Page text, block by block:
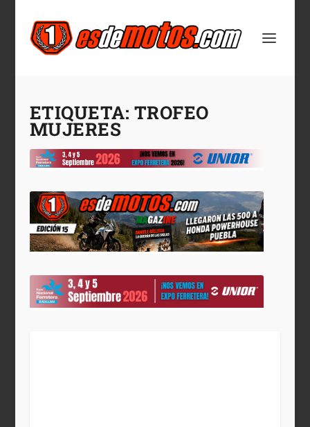
ETIQUETA: TROFEO
MUJERES